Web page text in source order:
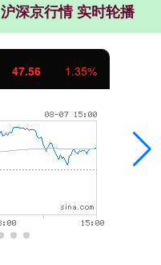
沪深京行情 实时轮播
47.56 1.35%